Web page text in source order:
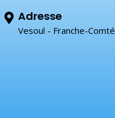
Adresse
Vesoul - Franche-Comté